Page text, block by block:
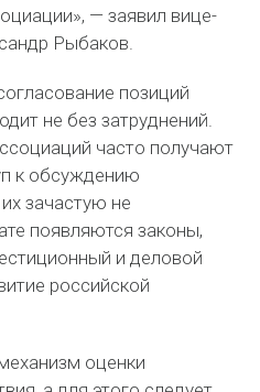
— заявил вице-
Рыбаков.
позиций
не без затруднений.
часто получают
к обсуждению
зачастую не
появляются законы,
и деловой
российской
оценки